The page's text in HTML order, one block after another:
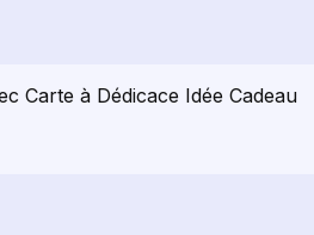
Carte à Dédicace Idée Cadeau